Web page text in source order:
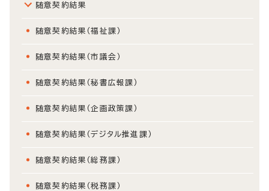
随意契約結果
随意契約結果（福祉課）
随意契約結果（市議会）
随意契約結果（秘書広報課）
随意契約結果（企画政策課）
随意契約結果（デジタル推進課）
随意契約結果（総務課）
随意契約結果（税務課）